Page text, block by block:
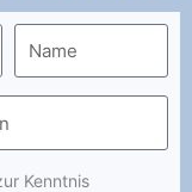
Kenntnis